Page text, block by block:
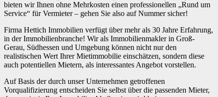
bieten wir Ihnen ohne Mehrkosten einen professionellen „Rund um
Service“ für Vermieter – gehen Sie also auf Nummer sicher!
Firma Hettich Immobilien verfügt über mehr als 30 Jahre Erfahrung,
in der Immobilienbranche! Wir als Immobilienmakler in Groß-
Gerau, Südhessen und Umgebung können nicht nur den
realistischen Wert Ihrer Mietimmobilie einschätzen, sondern diese
auch potentiellen Mietern, als interessantes Angebot vorstellen.
Auf Basis der durch unser Unternehmen getroffenen
Vorqualifizierung entscheiden Sie selbst über die passenden Mieter,